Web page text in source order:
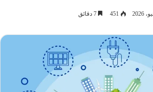
451